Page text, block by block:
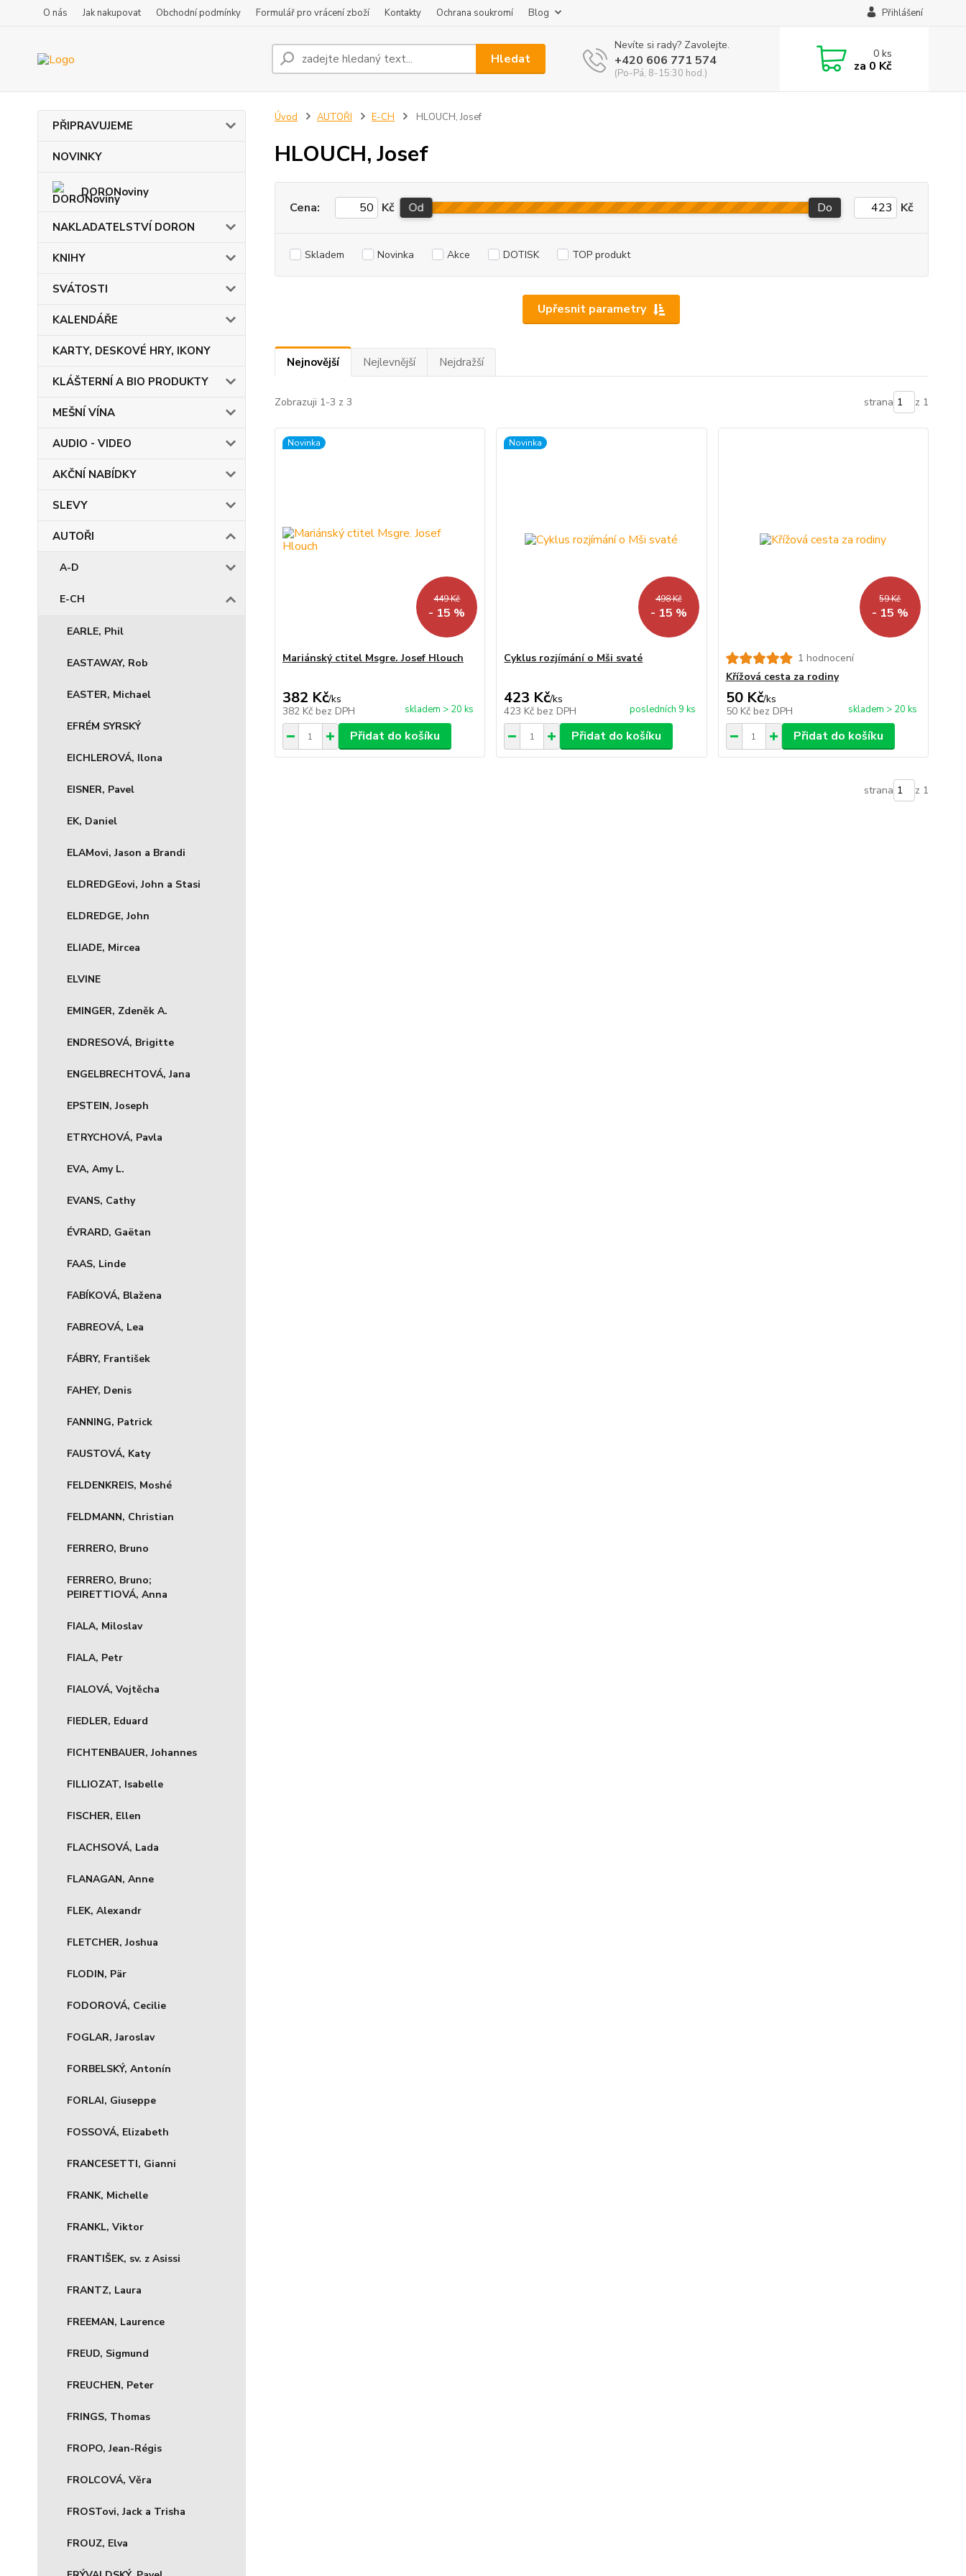
O nás Jak nakupovat Obchodní podmínky Formulář pro vrácení zboží Kontakty Ochrana soukromí Blog Přihlášení
Hledat
Nevíte si rady? Zavolejte.
+420 606 771 574
(Po-Pá, 8-15:30 hod.)
0ks
za 0 Kč
PŘIPRAVUJEME
NOVINKY
DORONoviny
NAKLADATELSTVÍ DORON
KNIHY
SVÁTOSTI
KALENDÁŘE
KARTY, DESKOVÉ HRY, IKONY
KLÁŠTERNÍ A BIO PRODUKTY
MEŠNÍ VÍNA
AUDIO - VIDEO
AKČNÍ NABÍDKY
SLEVY
AUTOŘI
A-D
E-CH
EARLE, Phil
EASTAWAY, Rob
EASTER, Michael
EFRÉM SYRSKÝ
EICHLEROVÁ, Ilona
EISNER, Pavel
EK, Daniel
ELAMovi, Jason a Brandi
ELDREDGEovi, John a Stasi
ELDREDGE, John
ELIADE, Mircea
ELVINE
EMINGER, Zdeněk A.
ENDRESOVÁ, Brigitte
ENGELBRECHTOVÁ, Jana
EPSTEIN, Joseph
ETRYCHOVÁ, Pavla
EVA, Amy L.
EVANS, Cathy
ÉVRARD, Gaëtan
FAAS, Linde
FABÍKOVÁ, Blažena
FABREOVÁ, Lea
FÁBRY, František
FAHEY, Denis
FANNING, Patrick
FAUSTOVÁ, Katy
FELDENKREIS, Moshé
FELDMANN, Christian
FERRERO, Bruno
FERRERO, Bruno;
PEIRETTIOVÁ, Anna
FIALA, Miloslav
FIALA, Petr
FIALOVÁ, Vojtěcha
FIEDLER, Eduard
FICHTENBAUER, Johannes
FILLIOZAT, Isabelle
FISCHER, Ellen
FLACHSOVÁ, Lada
FLANAGAN, Anne
FLEK, Alexandr
FLETCHER, Joshua
FLODIN, Pär
FODOROVÁ, Cecilie
FOGLAR, Jaroslav
FORBELSKÝ, Antonín
FORLAI, Giuseppe
FOSSOVÁ, Elizabeth
FRANCESETTI, Gianni
FRANK, Michelle
FRANKL, Viktor
FRANTIŠEK, sv. z Asissi
FRANTZ, Laura
FREEMAN, Laurence
FREUD, Sigmund
FREUCHEN, Peter
FRINGS, Thomas
FROPO, Jean-Régis
FROLCOVÁ, Věra
FROSTovi, Jack a Trisha
FROUZ, Elva
Úvod AUTOŘI E-CH HLOUCH, Josef
HLOUCH, Josef
Upřesnit parametry
Cena: Kč Od Do Kč
Skladem Novinka Akce DOTISK TOP produkt
Nejnovější Nejlevnější Nejdražší
Zobrazuji 1-3 z 3 strana z 1
Novinka
449 Kč
- 15 %
Mariánský ctitel Msgre. Josef Hlouch
382 Kč/ks
382 Kč bez DPH skladem > 20 ks
Přidat do košíku
Novinka
498 Kč
- 15 %
Cyklus rozjímání o Mši svaté
423 Kč/ks
423 Kč bez DPH posledních 9 ks
Přidat do košíku
59 Kč
- 15 %
1 hodnocení
Křížová cesta za rodiny
50 Kč/ks
50 Kč bez DPH skladem > 20 ks
Přidat do košíku
strana z 1